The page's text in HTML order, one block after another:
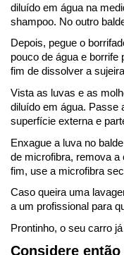
diluído em água na
shampoo. No outro
Depois, pegue o
pouco de água e borrife
fim de dissolver a
Vista as luvas e as
diluído em água. Passe
superfície externa e
Enxague a luva no
de microfibra, remova
fim, use a microfibra
Caso queira uma
a um profissional para
Prontinho, o seu carro
Considere